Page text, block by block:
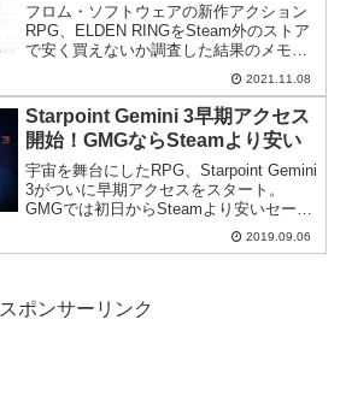
フロム・ソフトウェアの新作アクション
RPG、ELDEN RINGをSteam外のストア
で安く買えないか調査した結果のメモで
2021.11.08
Starpoint Gemini 3早期アクセス
開始！GMGならSteamより安い
宇宙を舞台にしたRPG、Starpoint Gemini
3がついに早期アクセスをスタート。
GMGでは初日からSteamより安いセール
が開催されています。なお価格は今後段
階的に引き上げられますので今が当面の
2019.09.06
スポンサーリンク